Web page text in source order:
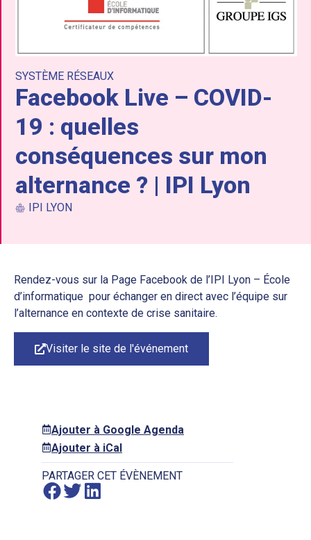
SYSTÈME RÉSEAUX
Facebook Live – COVID-
19 : quelles
conséquences sur mon
alternance ? | IPI Lyon
IPI LYON
Rendez-vous sur la Page Facebook de l’IPI Lyon – École
d’informatique pour échanger en direct avec l’équipe sur
l’alternance en contexte de crise sanitaire.
Visiter le site de l'événement
Ajouter à Google Agenda
Ajouter à iCal
PARTAGER CET ÉVÈNEMENT